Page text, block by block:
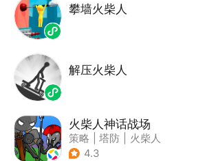
攀墙火柴人
解压火柴人
火柴人神话战场
策略 塔防
火柴人
| 休闲益智
4.3